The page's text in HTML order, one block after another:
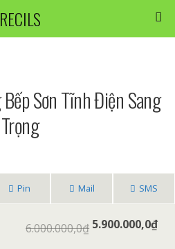
RECILS
Sơn Tĩnh Điện Sang
Trọng
Pin Mail SMS
6.000.000,0₫ 5.900.000,0₫